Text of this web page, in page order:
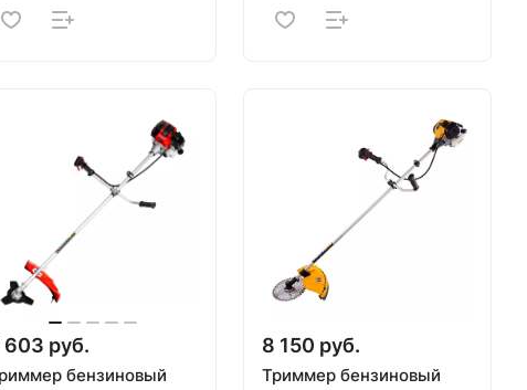
603 руб.
бензиновый
8 150 руб.
Триммер бензиновый